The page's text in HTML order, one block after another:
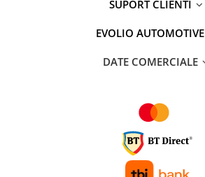
SUPORT CLIENTI
EVOLIO AUTOMOTIVE
DATE COMERCIALE